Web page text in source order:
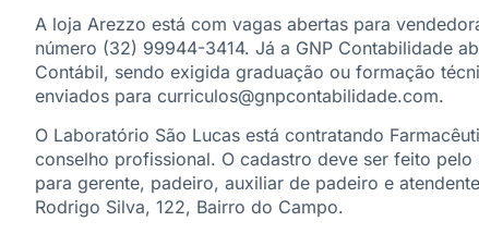
A loja Arezzo está com vagas abertas para
número (32) 99944-3414. Já a GNP Contabilidade
Contábil, sendo exigida graduação ou formação
enviados para curriculos@gnpcontabilidade.com.
O Laboratório São Lucas está contratando
conselho profissional. O cadastro deve ser feito
para gerente, padeiro, auxiliar de padeiro e
Rodrigo Silva, 122, Bairro do Campo.